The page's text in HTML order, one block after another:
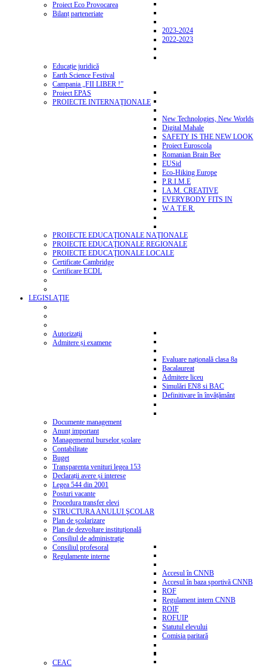
Proiect Eco Provocarea
Bilanț parteneriate
2023-2024
2022-2023
Educație juridică
Earth Science Festival
Campania „FII LIBER !”
Proiect EPAS
PROIECTE INTERNAŢIONALE
New Technologies, New Worlds
Digital Mahale
SAFETY IS THE NEW LOOK
Proiect Euroscola
Romanian Brain Bee
EUSid
Eco-Hiking Europe
P.R.I.M.E
I.A.M. CREATIVE
EVERYBODY FITS IN
W.A.T.E.R.
PROIECTE EDUCAŢIONALE NAŢIONALE
PROIECTE EDUCAŢIONALE REGIONALE
PROIECTE EDUCAŢIONALE LOCALE
Certificate Cambridge
Certificare ECDL
LEGISLAŢIE
Autorizații
Admitere și examene
Evaluare națională clasa 8a
Bacalaureat
Admitere liceu
Simulări EN8 si BAC
Definitivare în învățământ
Documente management
Anunț important
Managementul burselor școlare
Contabilitate
Buget
Transparenta venituri legea 153
Declarații avere și interese
Legea 544 din 2001
Posturi vacante
Procedura transfer elevi
STRUCTURA ANULUI ŞCOLAR
Plan de școlarizare
Plan de dezvoltare instituțională
Consiliul de administrație
Consiliul profesoral
Regulamente interne
Accesul în CNNB
Accesul în baza sportivă CNNB
ROF
Regulament intern CNNB
ROIF
ROFUIP
Statutul elevului
Comisia paritară
CEAC